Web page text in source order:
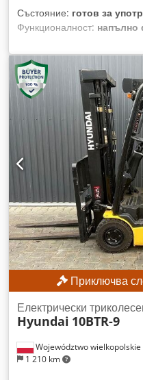
Състояние: готов за
Функционалност: напълно
,
повдигане:4 300 мм,
мачта:
триплекс,
минимална цена –
предложена цена!
2000 кг Височина на
1330 мм Обща височина:
ХАРАКТЕРИСТИКИ НА
мачта: Триплекс ISO
на товароподемността за
ОБОРУДВАНЕ 3-ти
референция: SL15670SLO
Приключва
Województwo wielkopolskie
1 210 km
Електрически
Hyundai 10BTR-9